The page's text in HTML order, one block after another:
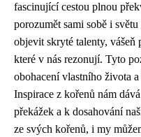
fascinující cestou plnou
porozumět sami sobě i
objevit skryté talenty,
které v nás rezonují. Tyto
obohacení vlastního života
Inspirace z kořenů nám
překážek a k dosahování
ze svých kořenů, i my